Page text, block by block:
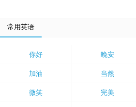
常用英语
你好 晚安
加油 当然
微笑 完美